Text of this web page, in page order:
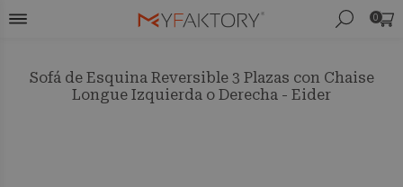
0
Sofá de Esquina Reversible 3 Plazas con Chaise
Longue Izquierda o Derecha - Eider